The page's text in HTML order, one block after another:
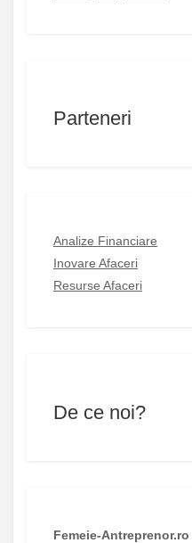
Parteneri
Analize Financiare
Inovare Afaceri
Resurse Afaceri
De ce noi?
Femeie-Antreprenor.ro